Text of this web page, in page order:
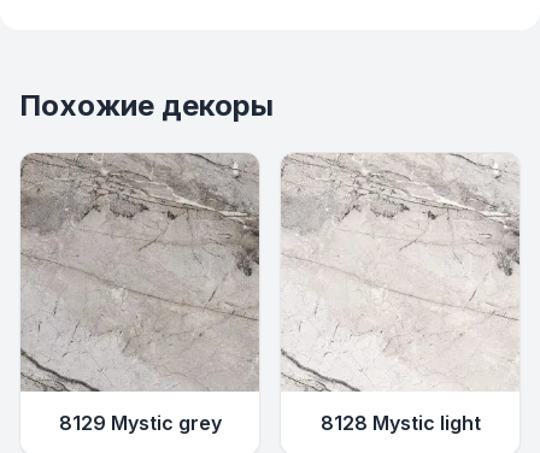
Похожие декоры
8129 Mystic grey 8128 Mystic light